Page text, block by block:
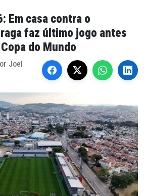
Em casa contra o
faz último jogo antes
do Mundo
Joel